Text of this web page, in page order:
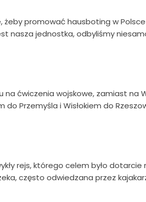
promować hausboting w
nasza jednostka, odbyliśmy
na ćwiczenia wojskowe, zamiast
Przemyśla i Wisłokiem do
rejs, którego celem było
często odwiedzana przez